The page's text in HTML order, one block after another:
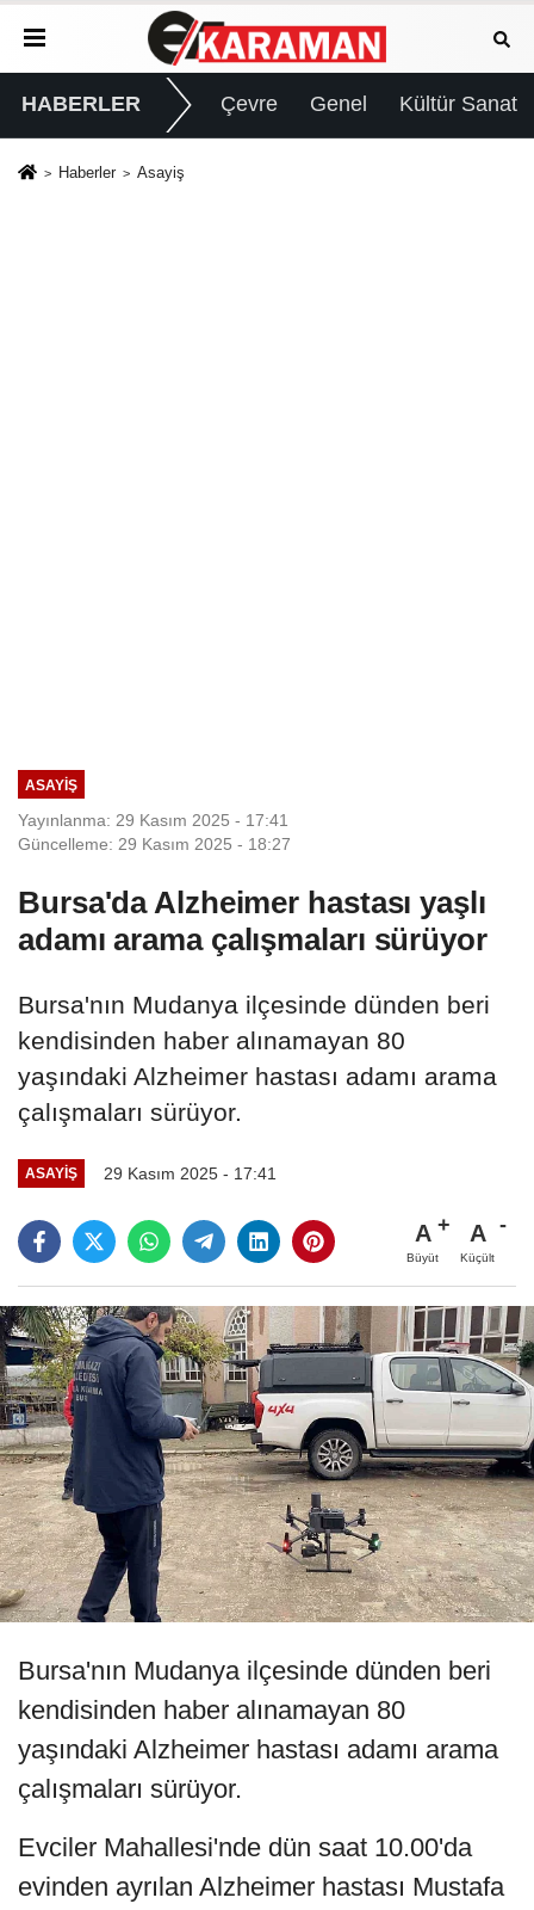
HABERLER Çevre Genel Kültür Sanat
Haberler Asayiş
ASAYIŞ
Yayınlanma: 29 Kasım 2025 - 17:41
Güncelleme: 29 Kasım 2025 - 18:27
Bursa'da Alzheimer hastası yaşlı
adamı arama çalışmaları sürüyor
Bursa'nın Mudanya ilçesinde dünden beri
kendisinden haber alınamayan 80
yaşındaki Alzheimer hastası adamı arama
çalışmaları sürüyor.
ASAYIŞ 29 Kasım 2025 - 17:41
A
Büyüt
A
Küçült
Bursa'nın Mudanya ilçesinde dünden beri
kendisinden haber alınamayan 80
yaşındaki Alzheimer hastası adamı arama
çalışmaları sürüyor.
Evciler Mahallesi'nde dün saat 10.00'da
evinden ayrılan Alzheimer hastası Mustafa